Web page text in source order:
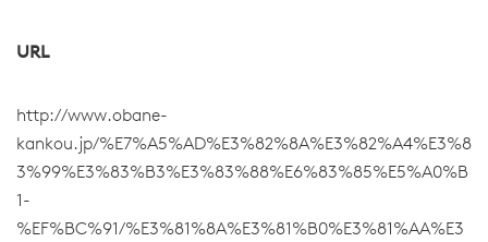
URL
http://www.obane-
kankou.jp/%E7%A5%AD%E3%82%8A%E3%82%A4%E3%8
3%99%E3%83%B3%E3%83%88%E6%83%85%E5%A0%B
1-
%EF%BC%91/%E3%81%8A%E3%81%B0%E3%81%AA%E3